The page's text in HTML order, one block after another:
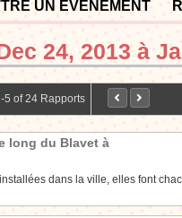
UN ÉVÉNEMENT
24, 2013 à
5 of 24 Rapports
long du Blavet à
dans la ville, elles font